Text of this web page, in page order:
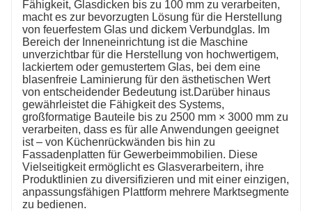
Fähigkeit, Glasdicken bis zu 100 mm zu verarbeiten,
macht es zur bevorzugten Lösung für die Herstellung
von feuerfestem Glas und dickem Verbundglas. Im
Bereich der Inneneinrichtung ist die Maschine
unverzichtbar für die Herstellung von hochwertigem,
lackiertem oder gemustertem Glas, bei dem eine
blasenfreie Laminierung für den ästhetischen Wert
von entscheidender Bedeutung ist.Darüber hinaus
gewährleistet die Fähigkeit des Systems,
großformatige Bauteile bis zu 2500 mm × 3000 mm zu
verarbeiten, dass es für alle Anwendungen geeignet
ist – von Küchenrückwänden bis hin zu
Fassadenplatten für Gewerbeimmobilien. Diese
Vielseitigkeit ermöglicht es Glasverarbeitern, ihre
Produktlinien zu diversifizieren und mit einer einzigen,
anpassungsfähigen Plattform mehrere Marktsegmente
zu bedienen.